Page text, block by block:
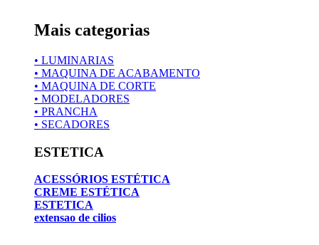
Mais categorias
• LUMINARIAS
• MAQUINA DE ACABAMENTO
• MAQUINA DE CORTE
• MODELADORES
• PRANCHA
• SECADORES
ESTETICA
ACESSÓRIOS ESTÉTICA
CREME ESTÉTICA
ESTETICA
extensao de cilios